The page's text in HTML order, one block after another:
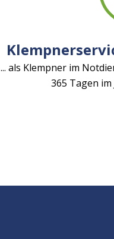
... als Klempner im
365 Tagen